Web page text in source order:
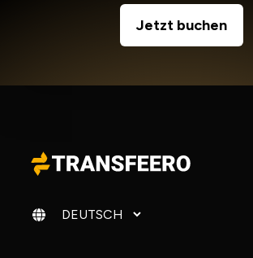
Jetzt buchen
Sprache ändern